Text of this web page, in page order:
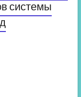
системы